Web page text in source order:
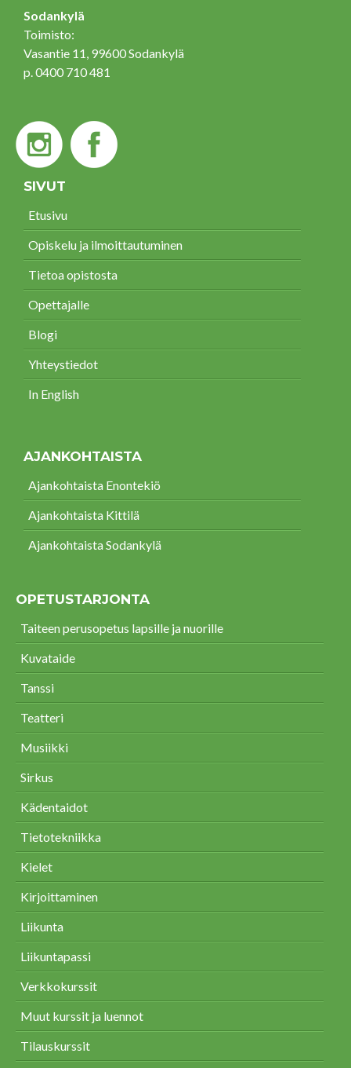
Sodankylä
Toimisto:
Vasantie 11, 99600 Sodankylä
p. 0400 710 481
SIVUT
Etusivu
Opiskelu ja ilmoittautuminen
Tietoa opistosta
Opettajalle
Blogi
Yhteystiedot
In English
AJANKOHTAISTA
Ajankohtaista Enontekiö
Ajankohtaista Kittilä
Ajankohtaista Sodankylä
OPETUSTARJONTA
Taiteen perusopetus lapsille ja nuorille
Kuvataide
Tanssi
Teatteri
Musiikki
Sirkus
Kädentaidot
Tietotekniikka
Kielet
Kirjoittaminen
Liikunta
Liikuntapassi
Verkkokurssit
Muut kurssit ja luennot
Tilauskurssit